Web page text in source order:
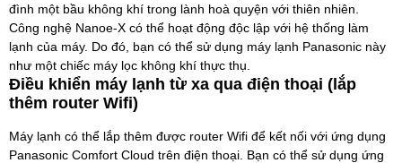
đình một bầu không khí trong lành hoà quyện với thiên nhiên.
Công nghệ Nanoe-X có thể hoạt động độc lập với hệ thống làm
lạnh của máy. Do đó, bạn có thể sử dụng máy lạnh Panasonic này
như một chiếc máy lọc không khí thực thụ.
Điều khiển máy lạnh từ xa qua điện thoại (lắp
thêm router Wifi)
Máy lạnh có thể lắp thêm được router Wifi để kết nối với ứng dụng
Panasonic Comfort Cloud trên điện thoại. Bạn có thể sử dụng ứng